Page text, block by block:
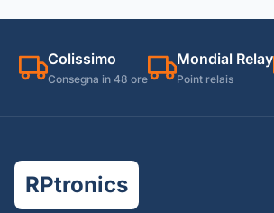
Colissimo
Consegna in 48 ore
Mondial Relay
Point relais
RPtronics